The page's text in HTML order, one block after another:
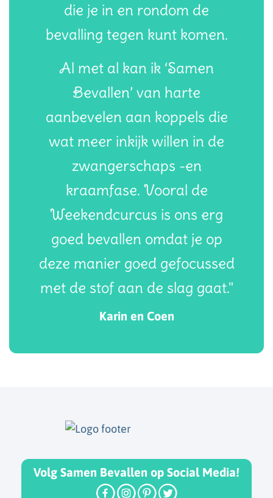
die je in en rondom de
bevalling tegen kunt komen.
Al met al kan ik ‘Samen
Bevallen’ van harte
aanbevelen aan koppels die
wat meer inkijk willen in de
zwangerschaps -en
kraamfase. Vooral de
Weekendcurcus is ons erg
goed bevallen omdat je op
deze manier goed gefocussed
met de stof aan de slag gaat."
Karin en Coen
Volg Samen Bevallen op Social Media!